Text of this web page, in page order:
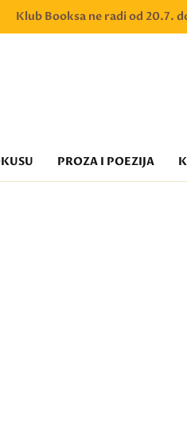
Klub Booksa ne radi od 20.7.
PROZA I POEZIJA